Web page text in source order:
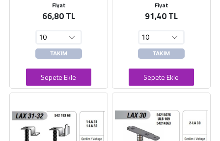
Fiyat
66,80 TL
TAKIM
Sepete Ekle
Fiyat
91,40 TL
TAKIM
Sepete Ekle